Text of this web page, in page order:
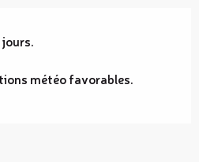
météo favorables.